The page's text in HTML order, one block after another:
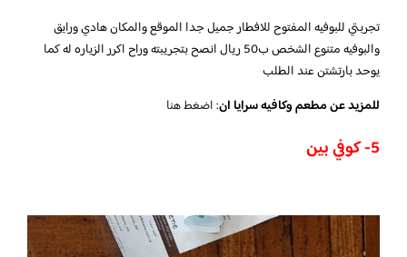
تجربتي للبوفيه المفتوح للافطار جميل جدا الموقع والمكان هادي ورايق
والبوفيه متنوع الشخص ب50 ريال انصح بتجريبته وراح اكرر الزياره له كما
يوحد بارتشتن عند الطلب
للمزيد عن مطعم وكافيه سرايا ان:اضغط هنا
5- كوفي بين